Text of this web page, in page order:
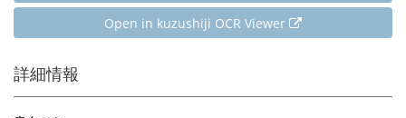
Open in kuzushiji OCR Viewer
詳細情報